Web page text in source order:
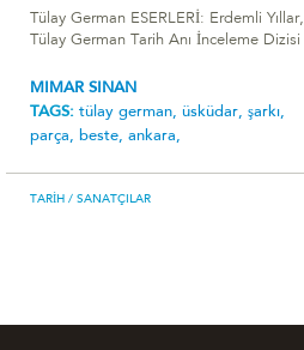
Tülay German ESERLERİ: Erdemli Yıllar,
Tülay German Tarih Anı İnceleme Dizisi
MIMAR SINAN
TAGS: tülay german, üsküdar, şarkı,
parça, beste, ankara,
TARIH / SANATÇILAR